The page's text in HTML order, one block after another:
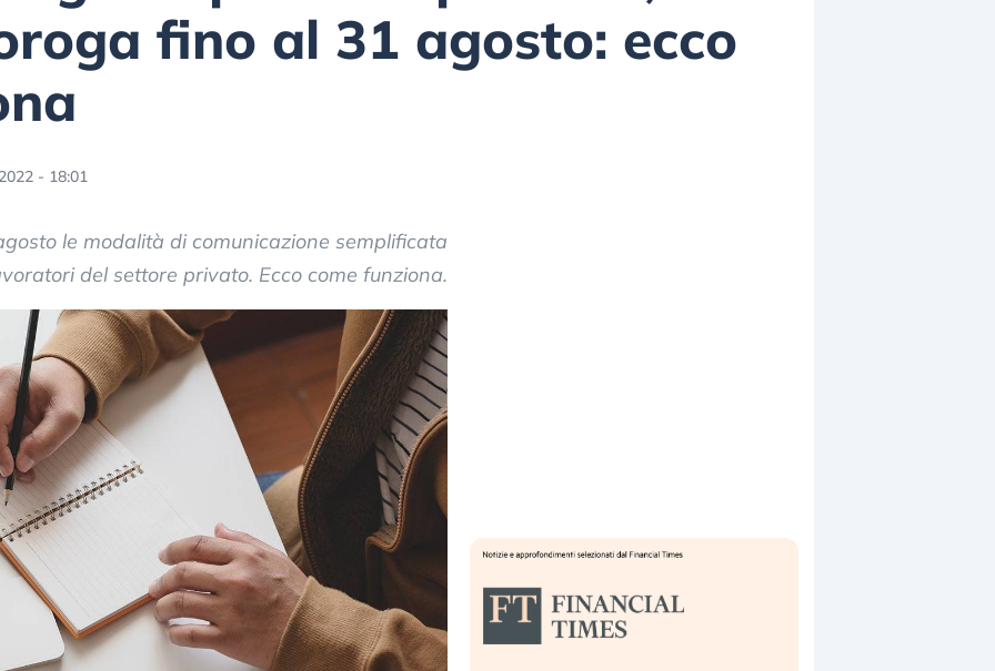
fino al 31 agosto: ecco
- 18:01
le modalità di comunicazione semplificata
del settore privato. Ecco come funziona.